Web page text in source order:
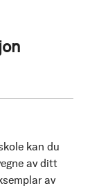
kan du
av ditt
av